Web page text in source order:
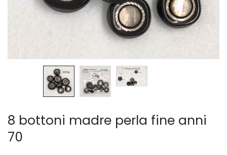
Password dimenticata?
Lotti di Bottoni vintage (27)
Bottoni/alamari/automatici (46)
Alamari (5)
Cappelli (16)
Cerniere lampo / Zip/Fibbie (27)
Elastici (10)
Fodere (5)
Guanti (1)
8 bottoni madre perla fine anni
70